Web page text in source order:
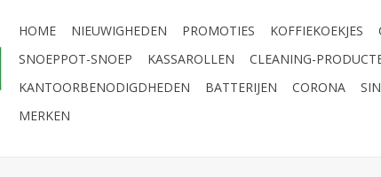
HOME NIEUWIGHEDEN PROMOTIES KOFFIEKOEKJES
SNOEPPOT-SNOEP
KASSAROLLEN CLEANING-
KANTOORBENODIGDHEDEN
BATTERIJEN CORONA
MERKEN